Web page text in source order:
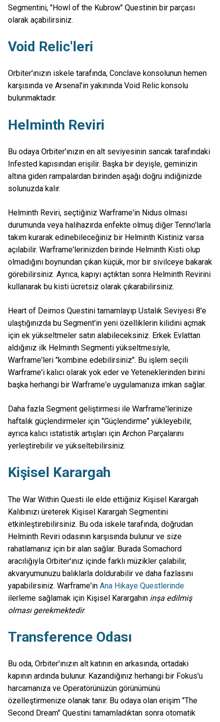
Segmentini, "Howl of the Kubrow" Questinin bir parçası
olarak açabilirsiniz.
Void Relic'leri
Orbiter'ınızın iskele tarafında, Conclave konsolunun hemen
karşısında ve Arsenal'in yakınında Void Relic konsolu
bulunmaktadır.
Helminth Reviri
Bu odaya Orbiter'ınızın en alt seviyesinin sancak tarafındaki
Infested kapısından erişilir. Başka bir deyişle, geminizin
altına giden rampalardan birinden aşağı doğru indiğinizde
solunuzda kalır.
Helminth Reviri, seçtiğiniz Warframe'in Nidus olması
durumunda veya halihazırda enfekte olmuş diğer Tenno'larla
takım kurarak edinebileceğiniz bir Helminth Kistiniz varsa
açılabilir. Warframe'lerinizden birinde Helminth Kisti olup
olmadığını boynundan çıkan küçük, mor bir sivilceye bakarak
görebilirsiniz. Ayrıca, kapıyı açtıktan sonra Helminth Revirini
kullanarak bu kisti ücretsiz olarak çıkarabilirsiniz.
Heart of Deimos Questini tamamlayıp Ustalık Seviyesi 8'e
ulaştığınızda bu Segment'in yeni özelliklerin kilidini açmak
için ek yükseltmeler satın alabileceksiniz. Erkek Evlattan
aldığınız ilk Helminth Segmenti yükseltmesiyle,
Warframe'leri "kombine edebilirsiniz". Bu işlem seçili
Warframe'i kalıcı olarak yok eder ve Yeteneklerinden birini
başka herhangi bir Warframe'e uygulamanıza imkan sağlar.
Daha fazla Segment geliştirmesi ile Warframe'lerinize
haftalık güçlendirmeler için "Güçlendirme" yükleyebilir,
ayrıca kalıcı istatistik artışları için Archon Parçalarını
yerleştirebilir ve yükseltebilirsiniz.
Kişisel Karargah
The War Within Questi ile elde ettiğiniz Kişisel Karargah
Kalıbınızı üreterek Kişisel Karargah Segmentini
etkinleştirebilirsiniz. Bu oda iskele tarafında, doğrudan
Helminth Reviri odasının karşısında bulunur ve size
rahatlamanız için bir alan sağlar. Burada Somachord
aracılığıyla Orbiter'ınız içinde farklı müzikler çalabilir,
akvaryumunuzu balıklarla doldurabilir ve daha fazlasını
yapabilirsiniz. Warframe'in Ana Hikaye Questlerinde
ilerleme sağlamak için Kişisel Karargahın inşa edilmiş
olması gerekmektedir.
Transference Odası
Bu oda, Orbiter'ınızın alt katının en arkasında, ortadaki
kapının ardında bulunur. Kazandığınız herhangi bir Fokus'u
harcamanıza ve Operatörünüzün görünümünü
özelleştirmenize olanak tanır. Bu odaya olan erişim "The
Second Dream" Questini tamamladıktan sonra otomatik